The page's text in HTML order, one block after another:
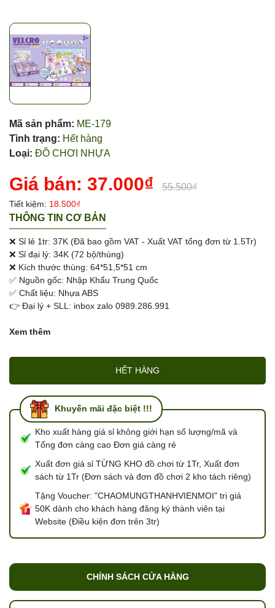
Mã sản phẩm: ME-179
Tình trạng: Hết hàng
Loại: ĐỒ CHƠI NHỰA
Giá bán: 37.000₫ 55.500₫
Tiết kiệm: 18.500₫
THÔNG TIN CƠ BẢN
❌ Sỉ lẻ 1tr: 37K (Đã bao gồm VAT - Xuất VAT tổng đơn từ 1.5Tr)
❌ Sỉ đại lý: 34K (72 bộ/thùng)
❌ Kích thước thùng: 64*51,5*51 cm
✅ Nguồn gốc: Nhập Khẩu Trung Quốc
✅ Chất liệu: Nhựa ABS
👉 Đại lý + SLL: inbox zalo 0989.286.991
Xem thêm
HẾT HÀNG
Khuyến mãi đặc biệt !!!
Kho xuất hàng giá sỉ không giới hạn số lượng/mã và
Tổng đơn càng cao Đơn giá càng rẻ
Xuất đơn giá sỉ TỪNG KHO đồ chơi từ 1Tr, Xuất đơn
sách từ 1Tr (Đơn sách và đơn đồ chơi 2 kho tách riêng)
Tặng Voucher: "CHAOMUNGTHANHVIENMOI" trị giá
50K dành cho khách hàng đăng ký thành viên tại
Website (Điều kiện đơn trên 3tr)
CHÍNH SÁCH CỬA HÀNG